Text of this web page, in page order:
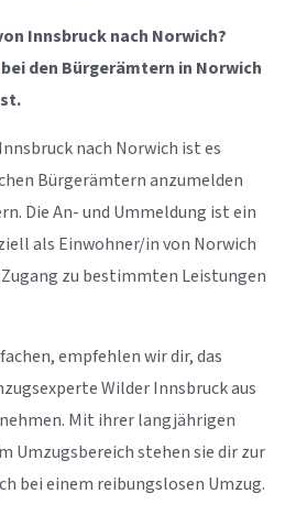
Innsbruck nach Norwich?
den Bürgerämtern in Norwich
nach Norwich ist es
Bürgerämtern anzumelden
Die An- und Ummeldung ist ein
als Einwohner/in von Norwich
zu bestimmten Leistungen
empfehlen wir dir, das
Wilder Innsbruck aus
Mit ihrer langjährigen
Umzugsbereich stehen sie dir zur
bei einem reibungslosen Umzug.